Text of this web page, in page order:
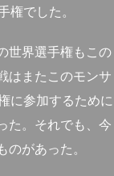
権でした。
世界選手権もこの
はまたこのモンサ
に参加するために
た。それでも、今
があった。